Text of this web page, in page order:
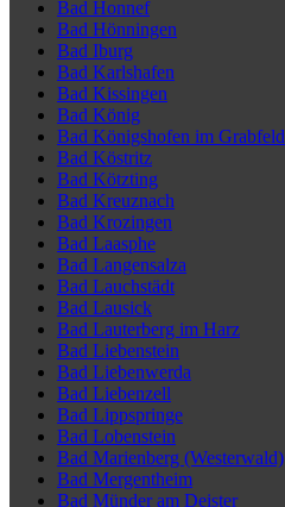
Bad Honnef
Bad Hönningen
Bad Iburg
Bad Karlshafen
Bad Kissingen
Bad König
Bad Königshofen im Grabfeld
Bad Köstritz
Bad Kötzting
Bad Kreuznach
Bad Krozingen
Bad Laasphe
Bad Langensalza
Bad Lauchstädt
Bad Lausick
Bad Lauterberg im Harz
Bad Liebenstein
Bad Liebenwerda
Bad Liebenzell
Bad Lippspringe
Bad Lobenstein
Bad Marienberg (Westerwald)
Bad Mergentheim
Bad Münder am Deister